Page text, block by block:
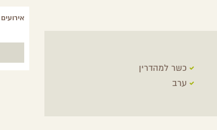
כשר למהדרין
ערב